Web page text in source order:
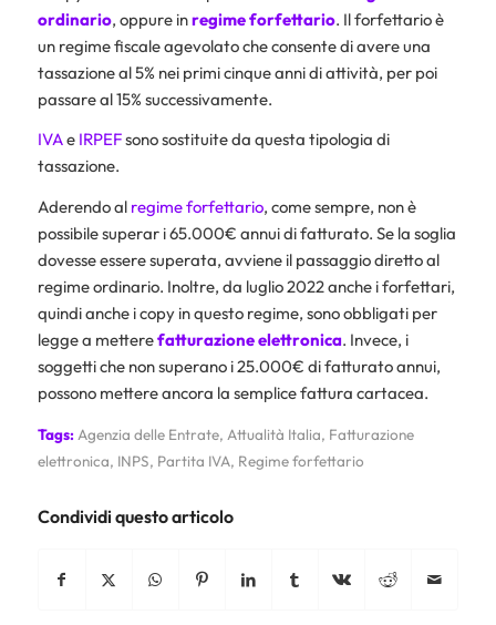
ordinario, oppure inregime forfettario. Il forfettario è
un regime fiscale agevolato che consente di avere una
tassazione al 5% nei primi cinque anni di attività, per poi
passare al 15% successivamente.
IVAe IRPEFsono sostituite da questa tipologia di
tassazione.
Aderendo al regime forfettario, come sempre, non è
possibile superar i 65.000€ annui di fatturato. Se la soglia
dovesse essere superata, avviene il passaggio diretto al
regime ordinario. Inoltre, da luglio 2022 anche i forfettari,
quindi anche i copy in questo regime, sono obbligati per
legge a metterefatturazione elettronica. Invece, i
soggetti che non superano i 25.000€ di fatturato annui,
possono mettere ancora la semplice fattura cartacea.
Tags:Agenzia delle Entrate, Attualità Italia, Fatturazione
elettronica, INPS, Partita IVA, Regime forfettario
Condividi questo articolo